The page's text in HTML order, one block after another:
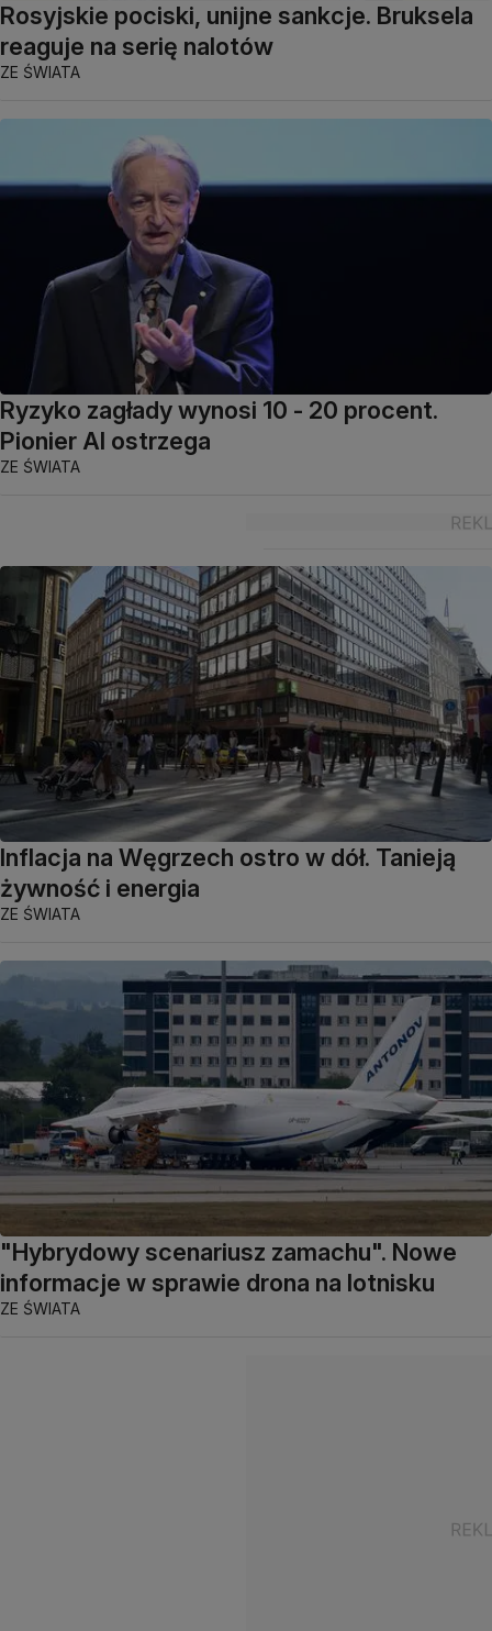
Rosyjskie pociski, unijne sankcje. Bruksela
reaguje na serię nalotów
ZE ŚWIATA
Ryzyko zagłady wynosi 10 - 20 procent.
Pionier AI ostrzega
ZE ŚWIATA
Inflacja na Węgrzech ostro w dół. Tanieją
żywność i energia
ZE ŚWIATA
"Hybrydowy scenariusz zamachu". Nowe
informacje w sprawie drona na lotnisku
ZE ŚWIATA